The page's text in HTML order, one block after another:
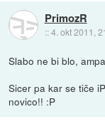
PrimozR
::4. okt 2011,
Slabo ne bi blo,
Sicer pa kar se tiče
novico!! :P